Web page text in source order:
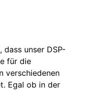
dass unser DSP-
für die
verschiedenen
Egal ob in der